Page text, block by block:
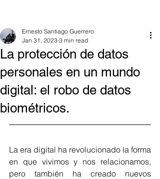
La protección de datos
personales en un mundo
digital: el robo de datos
biométricos.
Ernesto Santiago Guerrero
Jan 31, 2023 3 min read
La era digital ha revolucionado la forma
en que vivimos y nos relacionamos,
pero también ha creado nuevos